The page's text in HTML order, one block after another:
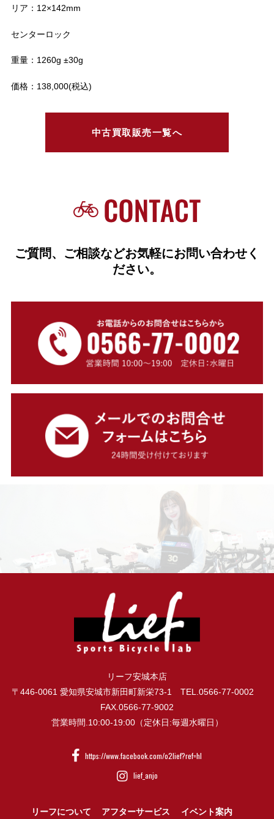
リア：12×142mm
センターロック
重量：1260g ±30g
価格：138,000(税込)
中古買取販売一覧へ
ご質問、ご相談などお気軽にお問い合わせく
ださい。
リーフ安城本店
〒446-0061 愛知県安城市新田町新栄73-1 TEL.0566-77-0002
FAX.0566-77-9002
営業時間.10:00-19:00（定休日:毎週水曜日）
https://www.facebook.com/o2lief?ref=hl
lief_anjo
リーフについて アフターサービス イベント案内